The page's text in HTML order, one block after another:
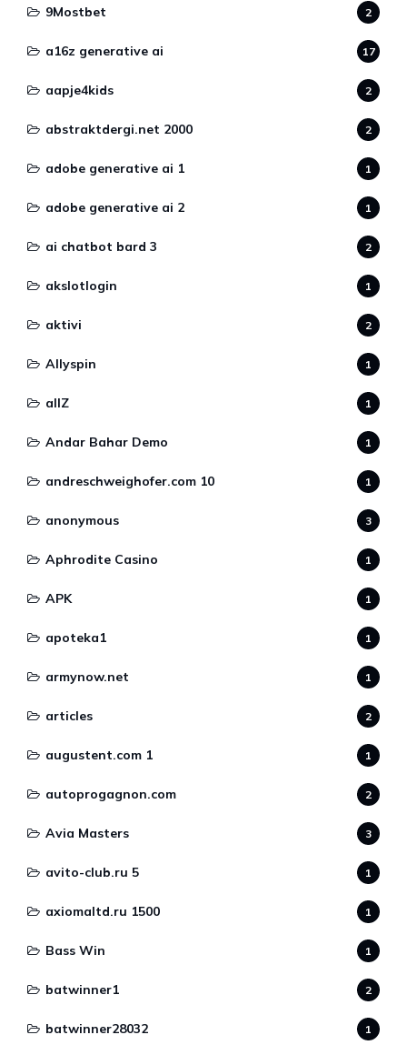
9Mostbet 2
a16z generative ai 17
aapje4kids 2
abstraktdergi.net 2000 2
adobe generative ai 1 1
adobe generative ai 2 1
ai chatbot bard 3 2
akslotlogin 1
aktivi 2
Allyspin 1
allZ 1
Andar Bahar Demo 1
andreschweighofer.com 10 1
anonymous 3
Aphrodite Casino 1
APK 1
apoteka1 1
armynow.net 1
articles 2
augustent.com 1 1
autoprogagnon.com 2
Avia Masters 3
avito-club.ru 5 1
axiomaltd.ru 1500 1
Bass Win 1
batwinner1 2
batwinner28032 1